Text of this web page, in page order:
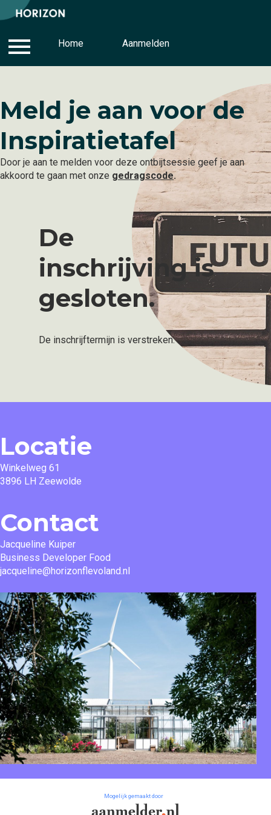
Gedragscode
Inloggen Home Aanmelden
Meld je aan voor de
Inspiratietafel
Door je aan te melden voor deze ontbijtsessie geef je aan
akkoord te gaan met onze gedragscode.
De
inschrijving is
gesloten.
De inschrijftermijn is verstreken.
Locatie
Winkelweg 61
3896 LH Zeewolde
Contact
Jacqueline Kuiper
Business Developer Food
jacqueline@horizonflevoland.nl
Mogelijk gemaakt door